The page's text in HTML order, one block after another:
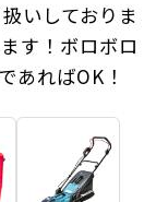
いしておりま
す！ボロボロ
あればOK！